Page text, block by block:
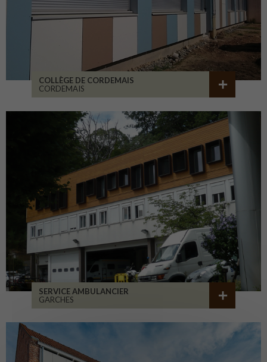
COLLÈGE DE CORDEMAIS
CORDEMAIS
SERVICE AMBULANCIER
GARCHES